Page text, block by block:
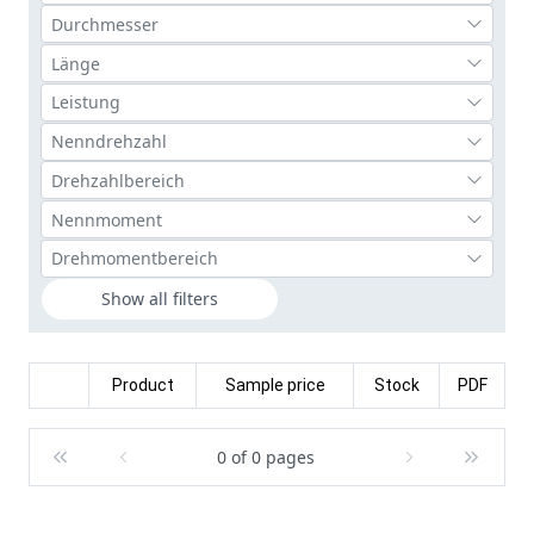
Show all filters
Product Sample price Stock PDF
0 of 0 pages